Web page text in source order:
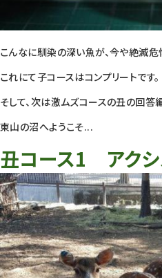
こんなに馴染の深い魚が、今や絶滅危
これにて子コースはコンプリートです。
そして、次は激ムズコースの丑の回答編
東山の沼へようこそ...
丑コース1 アクシ